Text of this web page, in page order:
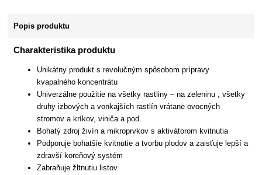
Popis produktu
Charakteristika produktu
Unikátny produkt s revolučným spôsobom prípravy
kvapalného koncentrátu
Univerzálne použitie na všetky rastliny – na zeleninu , všetky
druhy izbových a vonkajších rastlín vrátane ovocných
stromov a kríkov, viniča a pod.
Bohatý zdroj živín a mikroprvkov s aktivátorom kvitnutia
Podporuje bohatšie kvitnutie a tvorbu plodov a zaisťuje lepší a
zdravší koreňový systém
Zabraňuje žltnutiu listov